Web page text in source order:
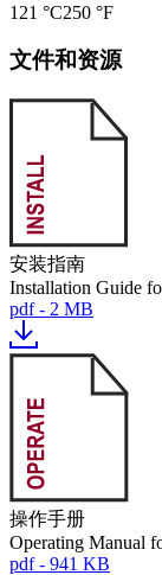
121 °C250 °F
文件和资源
安装指南
Installation Guide
pdf - 2 MB
操作手册
Operating Manual
pdf - 941 KB